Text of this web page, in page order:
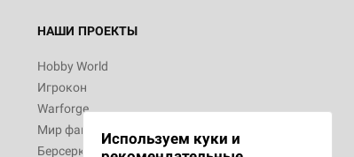
НАШИ ПРОЕКТЫ
Hobby World
Игрокон
Warforge
Мир фантастики
Берсерк
Используем куки и